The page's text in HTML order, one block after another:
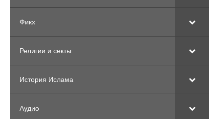
Фикх
Религии и секты
История Ислама
Аудио